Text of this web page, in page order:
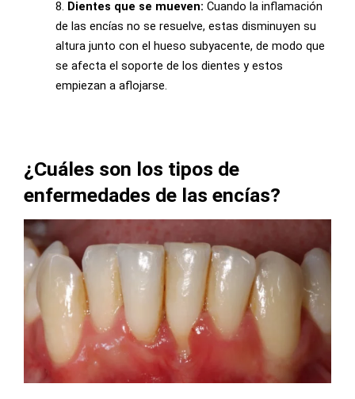
8. Dientes que se mueven: Cuando la inflamación
de las encías no se resuelve, estas disminuyen su
altura junto con el hueso subyacente, de modo que
se afecta el soporte de los dientes y estos
empiezan a aflojarse.
¿Cuáles son los tipos de
enfermedades de las encías?